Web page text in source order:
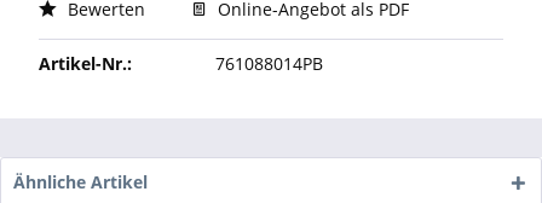
Bewerten
Online-Angebot als PDF
Artikel-Nr.: 761088014PB
Ähnliche Artikel